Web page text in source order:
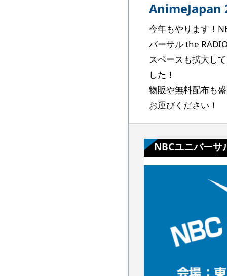
AnimeJapan
今年もやります！
バーサル the
スペースも拡大し
した！
物販や無料配布も
お運びください！
NBCユニバー